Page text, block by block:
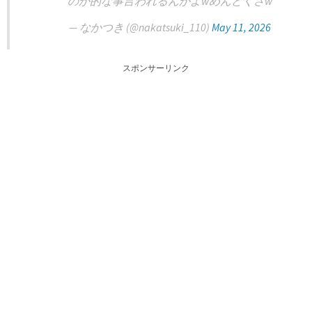
— なかつき (@nakatsuki_110) May 11, 2026
スポンサーリンク